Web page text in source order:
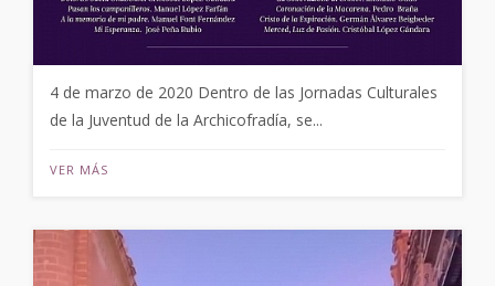
4 de marzo de 2020 Dentro de las Jornadas Culturales
de la Juventud de la Archicofradía, se...
VER MÁS